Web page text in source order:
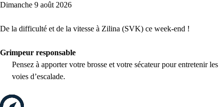
Dimanche 9 août 2026
De la difficulté et de la vitesse à Zilina (SVK) ce week-end !
Grimpeur responsable
Pensez à apporter votre brosse et votre sécateur pour entretenir les
voies d’escalade.